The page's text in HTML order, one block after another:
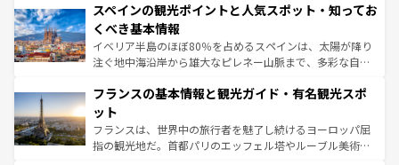
ろん、トスカーナの美しい田園風景やアマルフィ海岸の絶
景など、自然景観も見逃せない。観光の合間には、本場の
ピザやパスタなど、絶品のイタリア料理を堪能することも
できる。朝目覚めてから夜眠るまで、すべての瞬間を楽し
なお、新着のイタリア情報はコンテンツ一覧を参照してほ
しい。
スペインの観光ポイントと人気スポット・知ってお
くべき基本情報
イベリア半島のほぼ80％を占めるスペインは、太陽が降り
注ぐ地中海沿岸から雄大なピレネー山脈まで、多彩な自然
文化が根付くこの国では、情熱的なフラメンコ、熱気あふ
れる闘牛、そして美味しいタパスが生活の一部となってい
る。首都マドリードの洗練された雰囲気や、バルセロナの
アートに溢れた街角から、地方では古代ローマ遺跡や中世
フランスの基本情報と観光ガイド・有名観光スポ
ット
フランスは、世界中の旅行者を魅了し続けるヨーロッパ屈
指の観光地だ。首都パリのエッフェル塔やルーブル美術館